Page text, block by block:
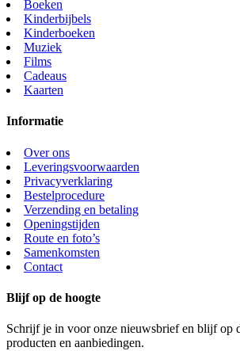
Boeken
Kinderbijbels
Kinderboeken
Muziek
Films
Cadeaus
Kaarten
Informatie
Over ons
Leveringsvoorwaarden
Privacyverklaring
Bestelprocedure
Verzending en betaling
Openingstijden
Route en foto’s
Samenkomsten
Contact
Blijf op de hoogte
Schrijf je in voor onze nieuwsbrief en blijf op
producten en aanbiedingen.